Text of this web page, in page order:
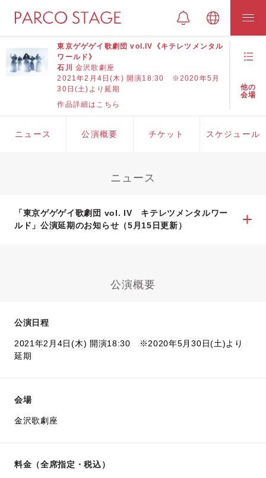
東京ゲゲゲイ歌劇団 vol.IV《キテレツメンタル
ワールド》
石川 金沢歌劇座
2021年2月4日(木) 開演18:30 ※2020年5月
30日(土)より延期
作品詳細はこちら
他の
会場
ニュース 公演概要 チケット スケジュール
ニュース
「東京ゲゲゲイ歌劇団 vol. IV キテレツメンタルワー
ルド」公演延期のお知らせ（5月15日更新）
公演概要
公演日程
2021年2月4日(木) 開演18:30 ※2020年5月30日(土)より
延期
会場
金沢歌劇座
料金（全席指定・税込）